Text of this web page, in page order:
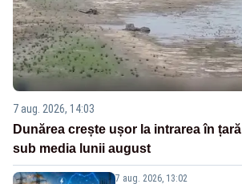
7 aug. 2026, 14:03
Dunărea crește ușor la intrarea în
sub media lunii august
7 aug. 2026, 13:02